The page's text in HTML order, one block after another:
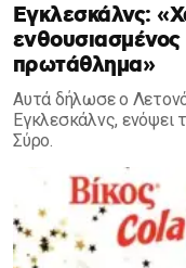
Εγκλεσκάλνς:
ενθουσιασμένος
πρωτάθλημα»
Αυτά δήλωσε ο
Εγκλεσκάλνς, ενόψει
Σύρο.